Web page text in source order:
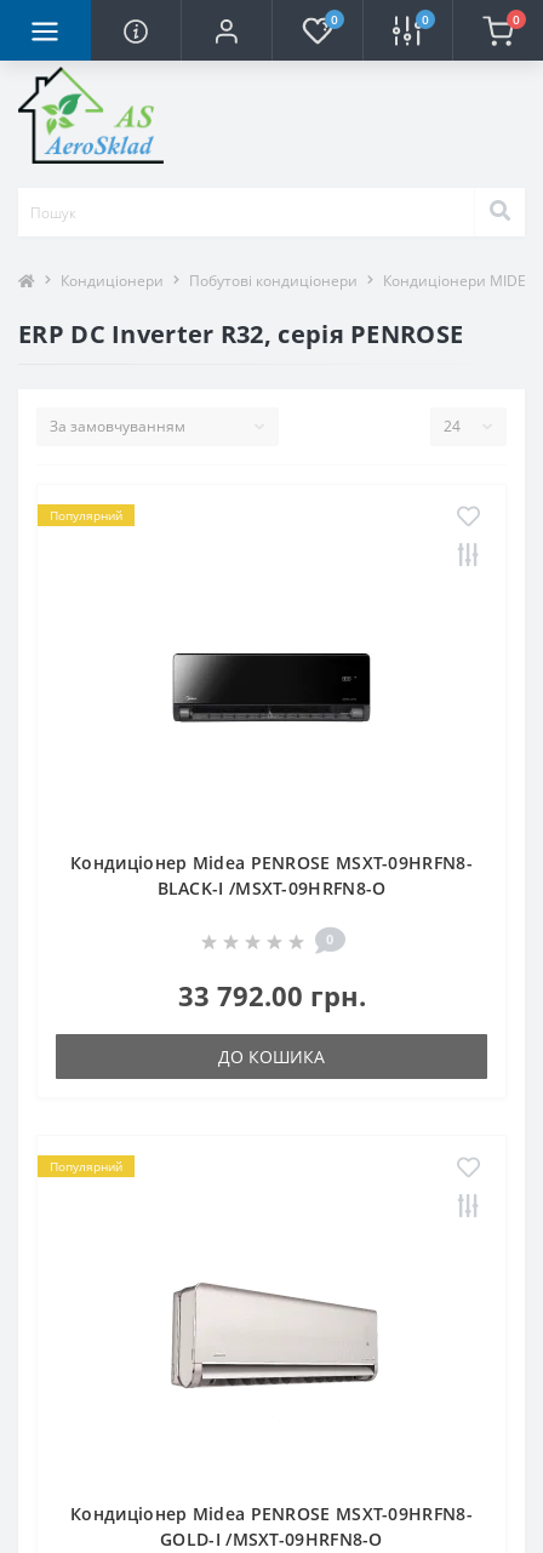
0 0 0
Кондиціонери Побутові кондиціонери Кондиціонери MIDEA
ERP DC Inverter R32, серія PENROSE
Популярний
Кондиціонер Midea PENROSE MSXT-09HRFN8-
BLACK-I /MSXT-09HRFN8-O
0
33 792.00 грн.
ДО КОШИКА
Популярний
Кондиціонер Midea PENROSE MSXT-09HRFN8-
GOLD-I /MSXT-09HRFN8-O